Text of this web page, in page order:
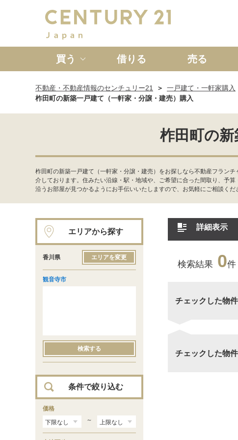
買う
新築一戸建て 中古一戸建て
借りる 売る
不動産・不動産情報のセンチュリー21 一戸建て・一軒家購入
柞田町の新築一戸建て（一軒家・分譲・建売）購入
柞田町の
柞田町の新築一戸建て（一軒家・分譲・建売）をお探しなら不動産フラン
介しております。住みたい沿線・駅・地域や、ご希望に合った間取り、予
沿うお部屋が見つかるようにお手伝いいたしますので、お気軽にご相談くだ
詳細表示
検索結果 0件
チェックした物
チェックした物
エリアから探す
香川県 エリアを変更
観音寺市
検索する
条件で絞り込む
価格
～